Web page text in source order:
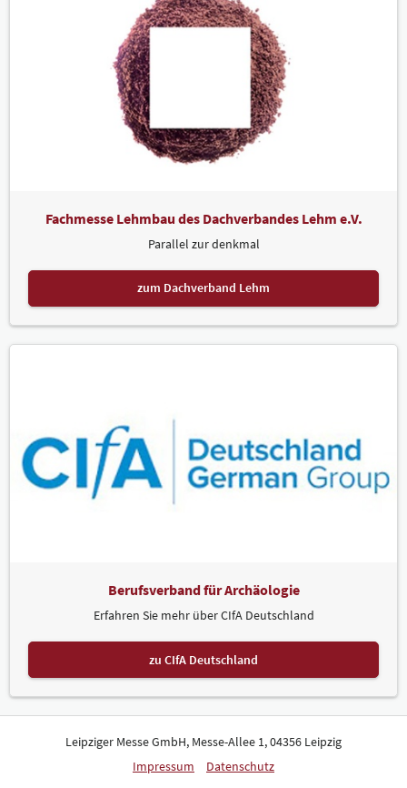
Fachmesse Lehmbau des Dachverbandes Lehm e.V.
Parallel zur denkmal
zum Dachverband Lehm
Berufsverband für Archäologie
Erfahren Sie mehr über CIfA Deutschland
zu CIfA Deutschland
Leipziger Messe GmbH, Messe-Allee 1, 04356 Leipzig
Impressum
Datenschutz